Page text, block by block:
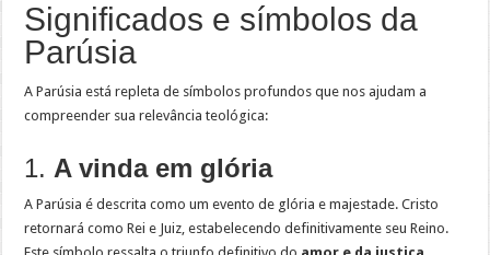
Significados e símbolos da
Parúsia
A Parúsia está repleta de símbolos profundos que nos ajudam a
compreender sua relevância teológica:
1. A vinda em glória
A Parúsia é descrita como um evento de glória e majestade. Cristo
retornará como Rei e Juiz, estabelecendo definitivamente seu Reino.